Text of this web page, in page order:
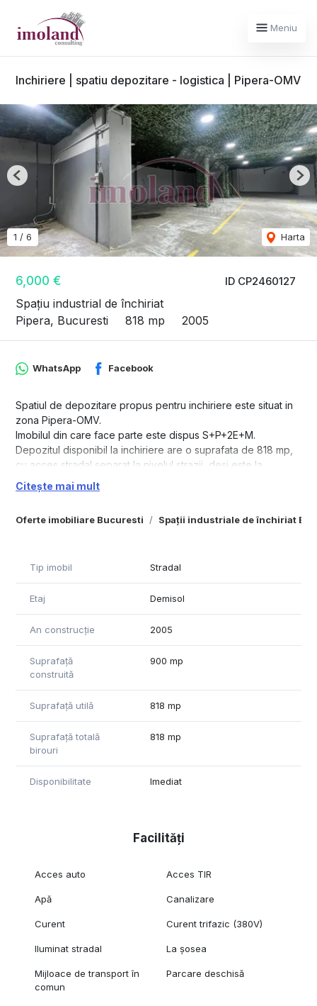
Meniu
Inchiriere | spatiu depozitare - logistica | Pipera-OMV
ID CP2460127
6,000 €
Spațiu industrial de închiriat
Pipera, Bucuresti
818 mp 2005
1 / 6 Harta
Previous
Oferte imobiliare Bucuresti Spații industriale de închiriat
WhatsApp Facebook
Spatiul de depozitare propus pentru inchiriere este situat in
zona Pipera-OMV.
Imobilul din care face parte este dispus S+P+2E+M.
Depozitul disponibil la inchiriere are o suprafata de 818 mp,
cu acces stradal separat la nivelul strazii, desi este la
subsolul cladirii.
atat dinspre centrul si nordul orasului cat si dinspre Centura
Citește mai mult
Tip imobil Stradal
Etaj Demisol
An construcție 2005
Suprafață
construită
900 mp
Suprafață utilă 818 mp
Suprafață totală
birouri
818 mp
Disponibilitate Imediat
Facilități
Acces auto Acces TIR
Apă Canalizare
Curent Curent trifazic (380V)
Iluminat stradal La șosea
Mijloace de transport în
comun
Parcare deschisă